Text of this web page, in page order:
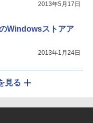
2013年5月17日
Windowsストアア
2013年1月24日
見る